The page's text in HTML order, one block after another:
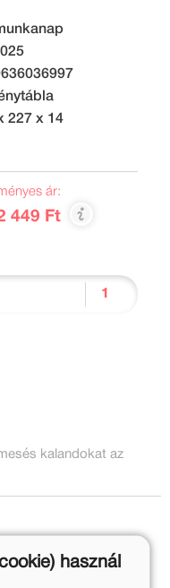
227 x 14
ár:
449 Ft
kalandokat az
használ